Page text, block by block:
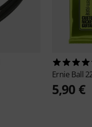
Ernie Ball
5,90 €